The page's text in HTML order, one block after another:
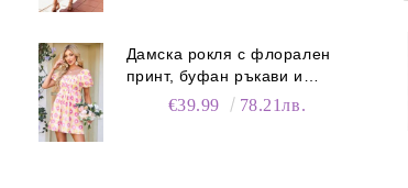
Дамска рокля с флорален
принт, буфан ръкави и
джобове€39.99 78.21лв.